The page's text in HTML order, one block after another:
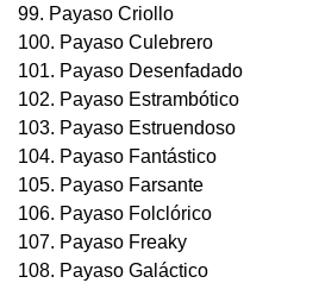
99. Payaso Criollo
100. Payaso Culebrero
101. Payaso Desenfadado
102. Payaso Estrambótico
103. Payaso Estruendoso
104. Payaso Fantástico
105. Payaso Farsante
106. Payaso Folclórico
107. Payaso Freaky
108. Payaso Galáctico